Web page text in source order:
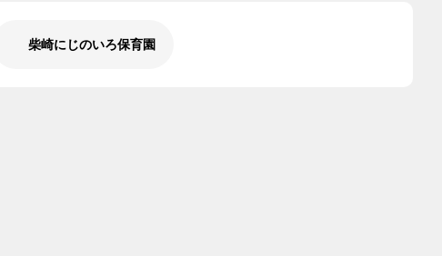
柴崎にじのいろ保育園